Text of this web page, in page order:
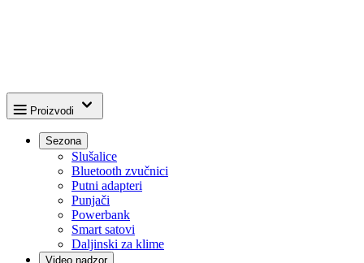
Proizvodi
Sezona
Slušalice
Bluetooth zvučnici
Putni adapteri
Punjači
Powerbank
Smart satovi
Daljinski za klime
Video nadzor